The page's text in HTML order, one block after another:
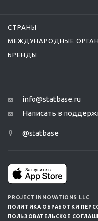
СТРАНЫ
МЕЖДУНАРОДНЫЕ
БРЕНДЫ
info@statbase.ru
Написать в
@statbase
PROJECT INNOVATIONS LLC
ПОЛИТИКА ОБРАБОТКИ
ПОЛЬЗОВАТЕЛЬСКОЕ